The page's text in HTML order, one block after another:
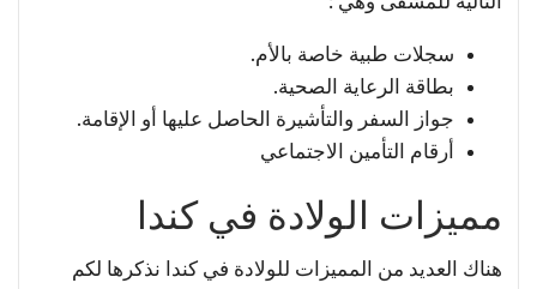
سجلات طبية خاصة بالأم.
بطاقة الرعاية الصحية.
جواز السفر والتأشيرة الحاصل عليها أو الإقامة.
أرقام التأمين الاجتماعي
مميزات الولادة في كندا
هناك العديد من المميزات للولادة في كندا نذكرها لكم